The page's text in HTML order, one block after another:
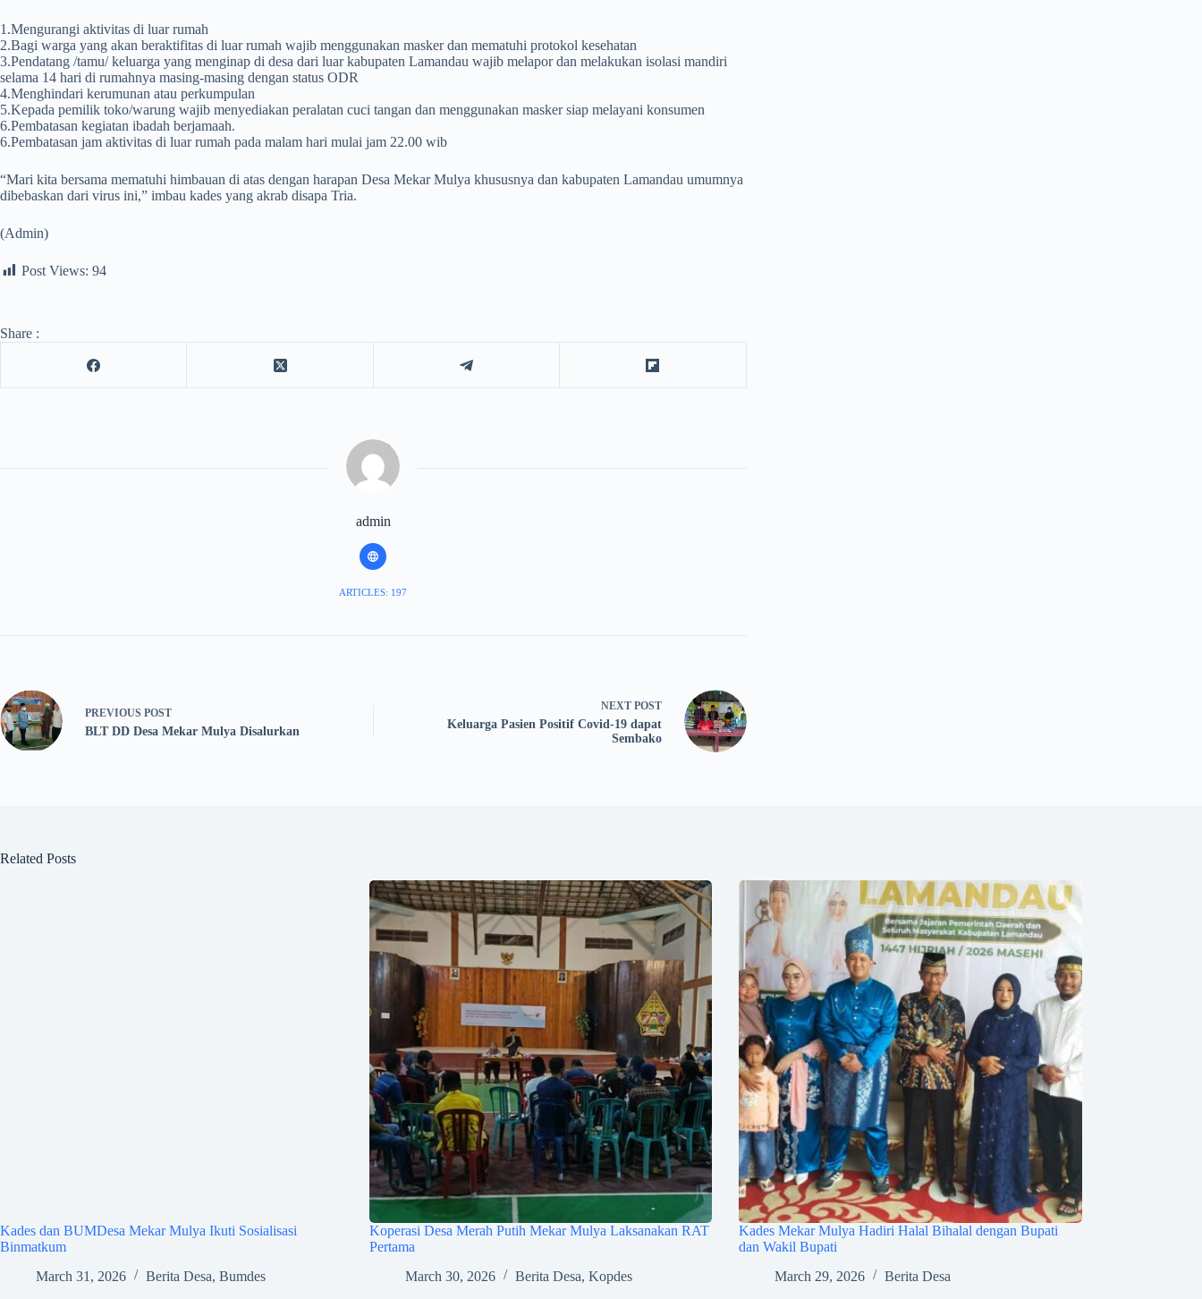
1.Mengurangi aktivitas di luar rumah
2.Bagi warga yang akan beraktifitas di luar rumah wajib menggunakan masker dan mematuhi protokol kesehatan
3.Pendatang /tamu/ keluarga yang menginap di desa dari luar kabupaten Lamandau wajib melapor dan melakukan isolasi mandiri
selama 14 hari di rumahnya masing-masing dengan status ODR
4.Menghindari kerumunan atau perkumpulan
5.Kepada pemilik toko/warung wajib menyediakan peralatan cuci tangan dan menggunakan masker siap melayani konsumen
6.Pembatasan kegiatan ibadah berjamaah.
6.Pembatasan jam aktivitas di luar rumah pada malam hari mulai jam 22.00 wib
“Mari kita bersama mematuhi himbauan di atas dengan harapan Desa Mekar Mulya khususnya dan kabupaten Lamandau umumnya
dibebaskan dari virus ini,” imbau kades yang akrab disapa Tria.
(Admin)
Post Views: 94
Share :
admin
ARTICLES: 197
PREVIOUS POST
BLT DD Desa Mekar Mulya Disalurkan
NEXT POST
Keluarga Pasien Positif Covid-19 dapat
Sembako
Related Posts
Kades dan BUMDesa Mekar Mulya Ikuti Sosialisasi
Binmatkum
March 31, 2026
Berita Desa, Bumdes
Koperasi Desa Merah Putih Mekar Mulya Laksanakan RAT
Pertama
March 30, 2026
Berita Desa,Kopdes
Kades Mekar Mulya Hadiri Halal Bihalal dengan Bupati
dan Wakil Bupati
March 29, 2026
Berita Desa